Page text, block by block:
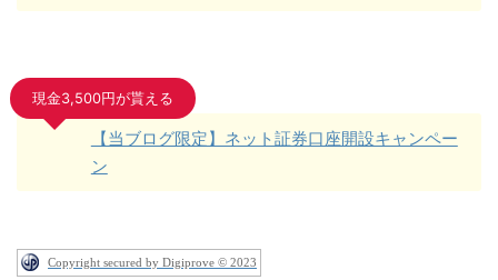
現金3,500円が貰える
【当ブログ限定】ネット証券口座開設キャンペー
ン
Copyright secured by Digiprove © 2023